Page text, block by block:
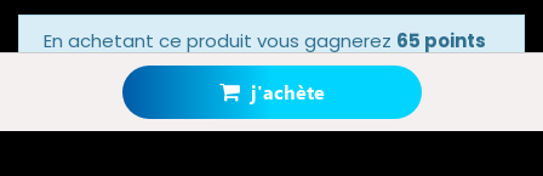
j'achète
En achetant ce produit vous gagnerez 65 points
grâce à notre programme de fidélité.
Votre panier totalisera65 points bonus